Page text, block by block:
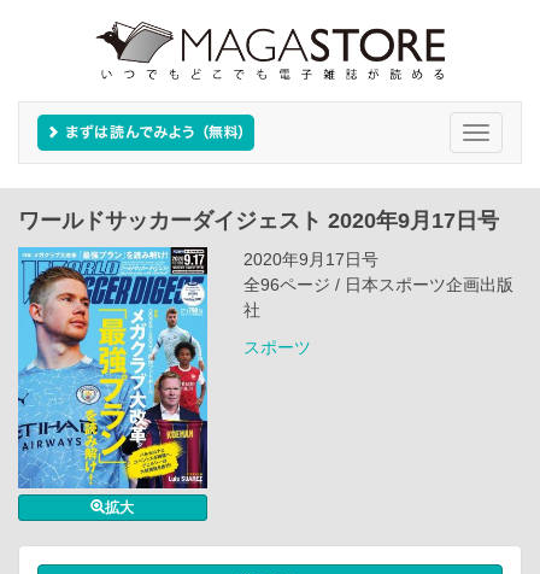
Toggle
ワールドサッカーダイジェスト 2020年9月17日号
拡大
2020年9月17日号
全96ページ / 日本スポーツ企画出版
社
スポーツ